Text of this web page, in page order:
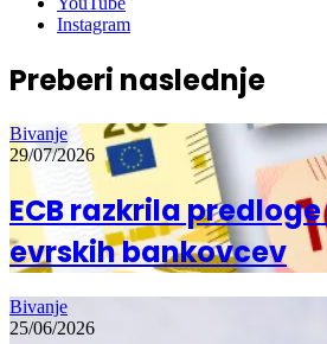
Instagram
Preberi naslednje
Bivanje
29/07/2026
ECB razkrila
evrskih bankovcev
Bivanje
25/06/2026